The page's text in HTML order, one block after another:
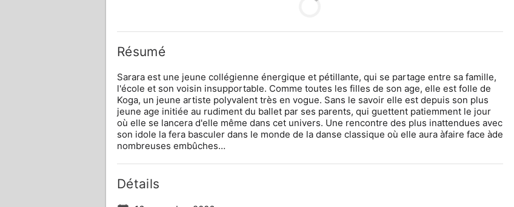
Résumé
Sarara est une jeune collégienne énergique et pétillante, qui se partage entre sa famille,
l'école et son voisin insupportable. Comme toutes les filles de son age, elle est folle de
Koga, un jeune artiste polyvalent très en vogue. Sans le savoir elle est depuis son plus
jeune age initiée au rudiment du ballet par ses parents, qui guettent patiemment le jour
où elle se lancera d'elle même dans cet univers. Une rencontre des plus inattendues avec
son idole la fera basculer dans le monde de la danse classique où elle aura àfaire face àde
nombreuses embûches…
Détails